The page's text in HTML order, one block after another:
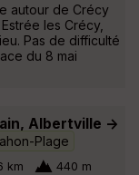
autour de Crécy
les Crécy,
Pas de difficulté
du 8 mai
Albertville ->
Plage
km 440 m